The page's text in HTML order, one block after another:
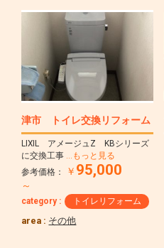
津市 トイレ交換リフォーム
LIXIL アメージュZ KBシリーズ
に交換工事 …もっと見る
参考価格：
￥ 95,000
～
category : トイレリフォーム
area : その他